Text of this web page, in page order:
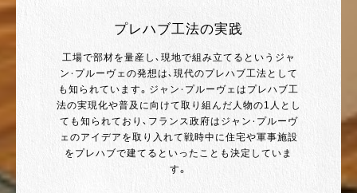
プレハブ工法の実践
工場で部材を量産し、現地で組み立てるというジャ
ン・プルーヴェの発想は、現代のプレハブ工法として
も知られています。ジャン・プルーヴェはプレハブ工
法の実現化や普及に向けて取り組んだ人物の1人とし
ても知られており、フランス政府はジャン・プルーヴ
ェのアイデアを取り入れて戦時中に住宅や軍事施設
をプレハブで建てるといったことも決定していま
す。